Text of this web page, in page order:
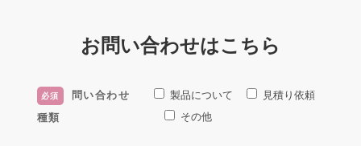
お問い合わせはこちら
必須
問い合わせ
種類
製品について
見積り依頼
その他